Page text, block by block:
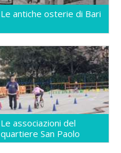
Le antiche osterie di Bari
Le associazioni del
quartiere San Paolo